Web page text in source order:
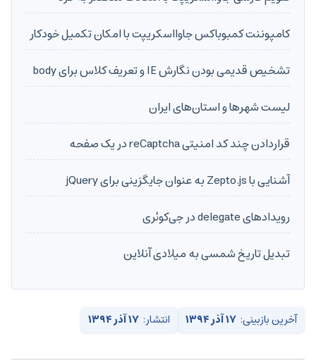
کامپوننت کمبوباکس جاوااسکریپت با امکان تکمیل خودکار
تشخیص قدیمی بودن نگارش IE و تعریف کلاس برای body
لیست شهرها و استان‌های ایران
قراردادن چند کد امنیتی reCaptcha در یک صفحه
آشنایی با Zepto.js به عنوان جایگزینی برای jQuery
رویدادهای delegate در جی‌کوئری
تبدیل تاریخ شمسی به میلادی آنلاین
آخرین بازبینی: ۱۷ آذر ۱۳۹۴ انتشار: ۱۷ آذر ۱۳۹۴